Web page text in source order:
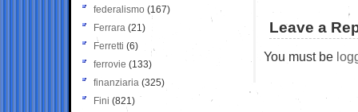
Leave a
You must be
federalismo (167)
Ferrara (21)
Ferretti (6)
ferrovie (133)
finanziaria (325)
Fini (821)